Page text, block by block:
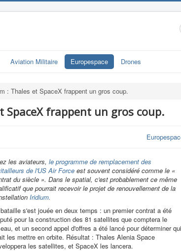
Aviation Militaire Europespace Drones
: Thales et SpaceX frappent un gros coup.
frappent un gros coup.
les aviateurs, le programme de remplacement des
de l'US Air Force est souvent considéré comme le «
du siècle ». Dans le spatial, c'est probablement ce même
que pourrait recevoir le projet de renouvellement de la
Iridium.
s'est jouée en deux temps : un premier contrat a été
pour la construction des 81 satellites que comptera le
et un second appel d'offres a été lancé pour déterminer qui
les mettre en orbite. Résultat : Thales Alenia Space
les satellites, et SpaceX les lancera.